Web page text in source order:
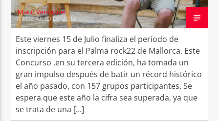
Mario Verdaguer
11 DE JULIO DE 2022
Este viernes 15 de Julio finaliza el período de
inscripción para el Palma rock22 de Mallorca. Este
Concurso ,en su tercera edición, ha tomada un
gran impulso después de batir un récord histórico
el año pasado, con 157 grupos participantes. Se
espera que este año la cifra sea superada, ya que
se trata de una […]